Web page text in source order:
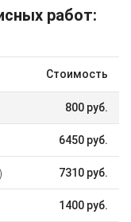
работ:
Стоимость
800 руб.
6450 руб.
7310 руб.
1400 руб.